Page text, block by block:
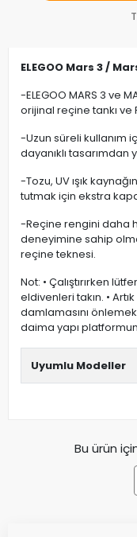
ELEGOO Mars 3 /
-ELEGOO MARS 3 ve
orijinal reçine tankı
-Uzun süreli kullanım
dayanıklı tasarımdan
-Tozu, UV ışık
tutmak için ekstra
-Reçine rengini daha
deneyimine sahip
reçine teknesi.
Not: • Çalıştırırken
eldivenleri takın. •
damlamasını
daima yapı
Uyumlu Modeller
Bu ürün